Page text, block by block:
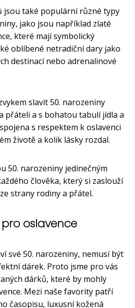
jsou také populární různé typy
jako jsou například zlaté
které mají symbolický
oblíbené netradiční dary jako
destinací nebo adrenalinové
slavit 50. narozeniny
přáteli a s bohatou tabulí jídla a
s respektem k oslavenci
životě a kolik lásky rozdal.
50. narozeniny jedinečným
člověka, který si zaslouží
strany rodiny a přátel.
oslavence
své 50. narozeniny, nemusí být
dárek. Proto jsme pro vás
dárků, které by mohly
Mezi naše favority patří
časopisu, luxusní kožená